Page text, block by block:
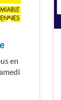
en